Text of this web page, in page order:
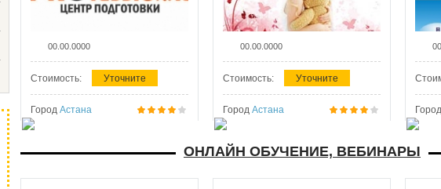
00.00.0000
Стоимость: Уточните
Город Астана
00.00.0000
Стоимость: Уточните
Город Астана Город
ОНЛАЙН ОБУЧЕНИЕ, ВЕБИНАРЫ